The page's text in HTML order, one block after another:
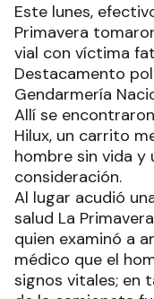
Este lunes,
Primavera
vial con víctima
Destacamento
Gendarmería
Allí se
Hilux, un carrito
hombre sin vida y
consideración.
Al lugar acudió
salud La
quien examinó a
médico que el
signos vitales; en